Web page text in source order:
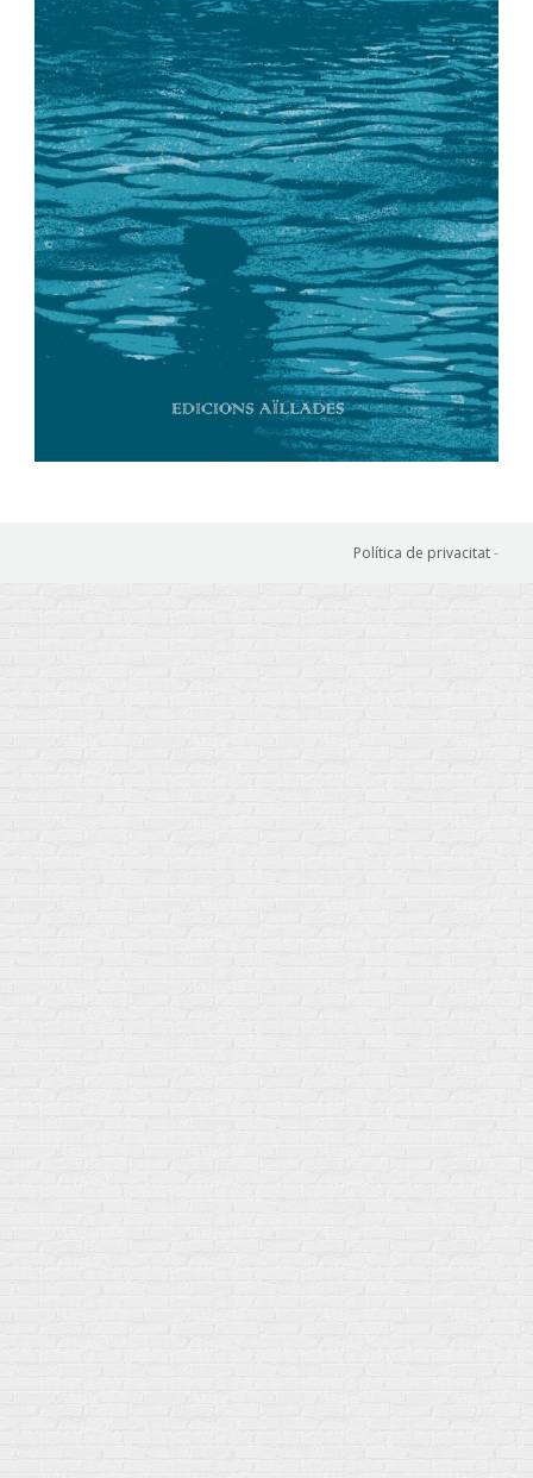
Política de privacitat-